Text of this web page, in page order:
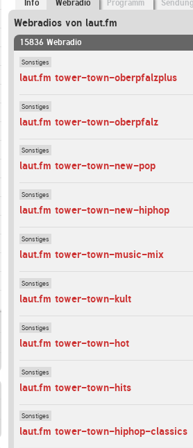
Info Webradio Programm
Webradios von laut.fm
15836 Webradio
Sonstiges
laut.fm tower-town-oberpfalzplus
Sonstiges
laut.fm tower-town-oberpfalz
Sonstiges
laut.fm tower-town-new-pop
Sonstiges
laut.fm tower-town-new-hiphop
Sonstiges
laut.fm tower-town-music-mix
Sonstiges
laut.fm tower-town-kult
Sonstiges
laut.fm tower-town-hot
Sonstiges
laut.fm tower-town-hits
Sonstiges
laut.fm tower-town-hiphop-classics